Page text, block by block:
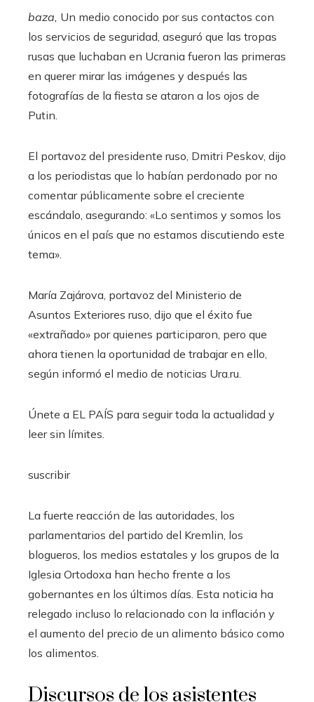
baza, Un medio conocido por sus contactos con
los servicios de seguridad, aseguró que las tropas
rusas que luchaban en Ucrania fueron las primeras
en querer mirar las imágenes y después las
fotografías de la fiesta se ataron a los ojos de
Putin.
El portavoz del presidente ruso, Dmitri Peskov, dijo
a los periodistas que lo habían perdonado por no
comentar públicamente sobre el creciente
escándalo, asegurando: «Lo sentimos y somos los
únicos en el país que no estamos discutiendo este
tema».
María Zajárova, portavoz del Ministerio de
Asuntos Exteriores ruso, dijo que el éxito fue
«extrañado» por quienes participaron, pero que
ahora tienen la oportunidad de trabajar en ello,
según informó el medio de noticias Ura.ru.
Únete a EL PAÍS para seguir toda la actualidad y
leer sin límites.
suscribir
La fuerte reacción de las autoridades, los
parlamentarios del partido del Kremlin, los
blogueros, los medios estatales y los grupos de la
Iglesia Ortodoxa han hecho frente a los
gobernantes en los últimos días. Esta noticia ha
relegado incluso lo relacionado con la inflación y
el aumento del precio de un alimento básico como
los alimentos.
Discursos de los asistentes